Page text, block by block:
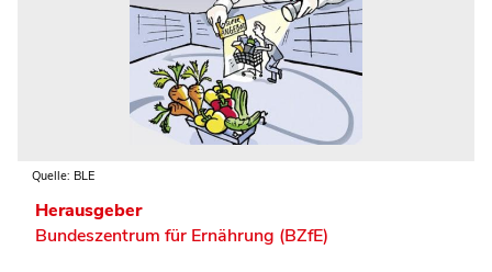
Quelle: BLE
Herausgeber
Bundeszentrum für Ernährung (BZfE)